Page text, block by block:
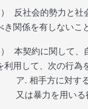
反社会的勢力と社
き関係を有しないこ
本契約に関して、
利用して、次の行為
相手方に対す
又は暴力を用いる